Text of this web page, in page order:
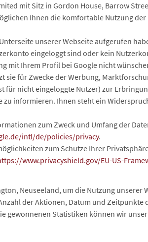
mit Sitz in Gordon House, Barrow
Ihnen die komfortable Nutzung
unserer Webseite aufgerufen
eingeloggt sind oder kein
mit Ihrem Profil bei Google nicht
sie für Zwecke der Werbung,
für nicht eingeloggte Nutzer) zur
informieren. Ihnen steht ein
zum Zweck und Umfang der
intl/de/policies/privacy.
zum Schutze Ihrer
www.privacyshield.gov/EU-US-
Neuseeland, um die Nutzung unserer
der Aktionen, Datum und Zeitpunkte
gewonnenen Statistiken können wir